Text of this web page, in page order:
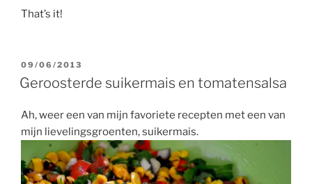
That’s it!
GEPLAATST
OP
09/06/2013
Geroosterde suikermais en tomatensalsa
Ah, weer een van mijn favoriete recepten met een van
mijn lievelingsgroenten, suikermais.